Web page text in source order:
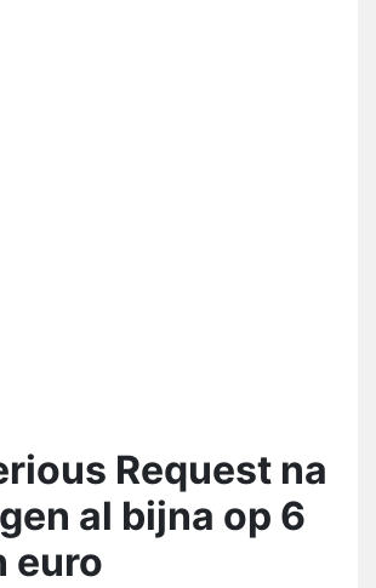
Request na
al bijna op 6
euro